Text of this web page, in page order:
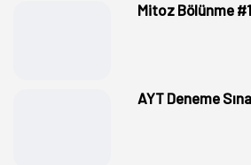
Mitoz Bölünme #1
AYT Deneme